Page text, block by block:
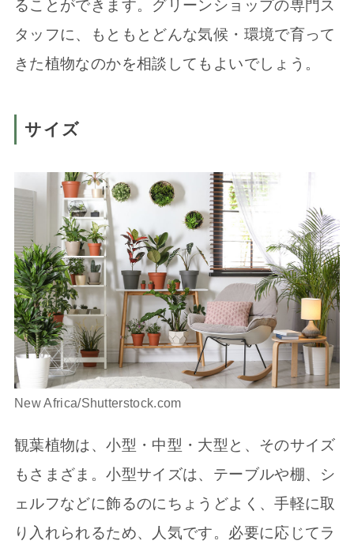
ることができます。グリーンショップの専門ス
タッフに、もともとどんな気候・環境で育って
きた植物なのかを相談してもよいでしょう。
サイズ
New Africa/Shutterstock.com
観葉植物は、小型・中型・大型と、そのサイズ
もさまざま。小型サイズは、テーブルや棚、シ
ェルフなどに飾るのにちょうどよく、手軽に取
り入れられるため、人気です。必要に応じてラ